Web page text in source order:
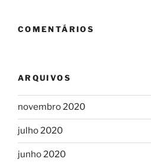
COMENTÁRIOS
ARQUIVOS
novembro 2020
julho 2020
junho 2020